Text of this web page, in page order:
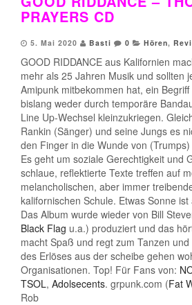
PRAYERS CD
5. Mai 2020 Basti 0 Hören,
GOOD RIDDANCE aus Kalifornien
mehr als 25 Jahren Musik und sollten
Amipunk mitbekommen hat, ein
bislang weder durch temporäre
Line Up-Wechsel kleinzukriegen.
Rankin (Sänger) und seine Jungs es
den Finger in die Wunde von
Es geht um soziale Gerechtigkeit und
schlaue, reflektierte Texte treffen auf
melancholischen, aber immer
kalifornischen Schule. Etwas Sonne
Das Album wurde wieder von Bill
Black Flag u.a.) produziert und das
macht Spaß und regt zum Tanzen
des Erlöses aus der scheibe gehen
Organisationen. Top! Für Fans von:
TSOL, Adolsecents. grpunk.com (Fat
Rob